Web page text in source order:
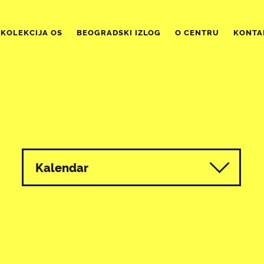
KOLEKCIJA OS BEOGRADSKI IZLOG O CENTRU
Kalendar